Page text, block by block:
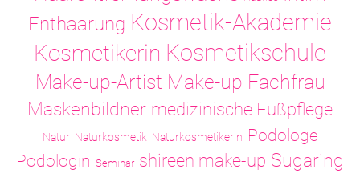
Enthaarung Kosmetik-Akademie
Kosmetikerin Kosmetikschule
Make-up-Artist Make-up Fachfrau
Maskenbildner medizinische Fußpflege
Natur Naturkosmetik Naturkosmetikerin Podologe
Podologin Seminar shireen make-up Sugaring